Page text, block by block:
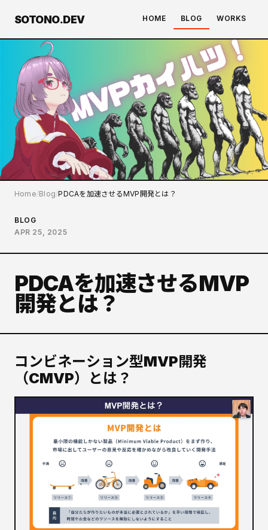
SOTONO.DEV HOME BLOG WORKS
Home Blog PDCAを加速させるMVP開発とは？
BLOG
APR 25, 2025
PDCAを加速させるMVP
開発とは？
コンビネーション型MVP開発
（CMVP）とは？